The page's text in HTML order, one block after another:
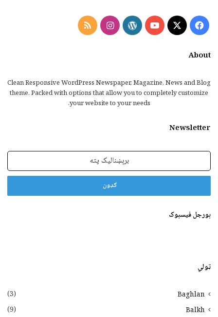
Facebook
X
YouTube
WordPress
Instagram
RSS
About
Clean Responsive WordPress Newspaper, Magazine, News and Blog
theme. Packed with options that allow you to completely customize
your website to your needs.
Newsletter
برېښنالیک
بورجل فیسبوک
ټولي
Baghlan
(3)
Balkh
(9)